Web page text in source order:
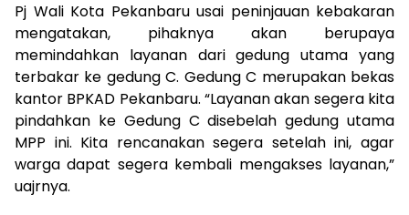
Pj Wali Kota Pekanbaru usai peninjauan kebakaran
mengatakan, pihaknya akan berupaya
memindahkan layanan dari gedung utama yang
terbakar ke gedung C. Gedung C merupakan bekas
kantor BPKAD Pekanbaru. “Layanan akan segera kita
pindahkan ke Gedung C disebelah gedung utama
MPP ini. Kita rencanakan segera setelah ini, agar
warga dapat segera kembali mengakses layanan,”
uajrnya.